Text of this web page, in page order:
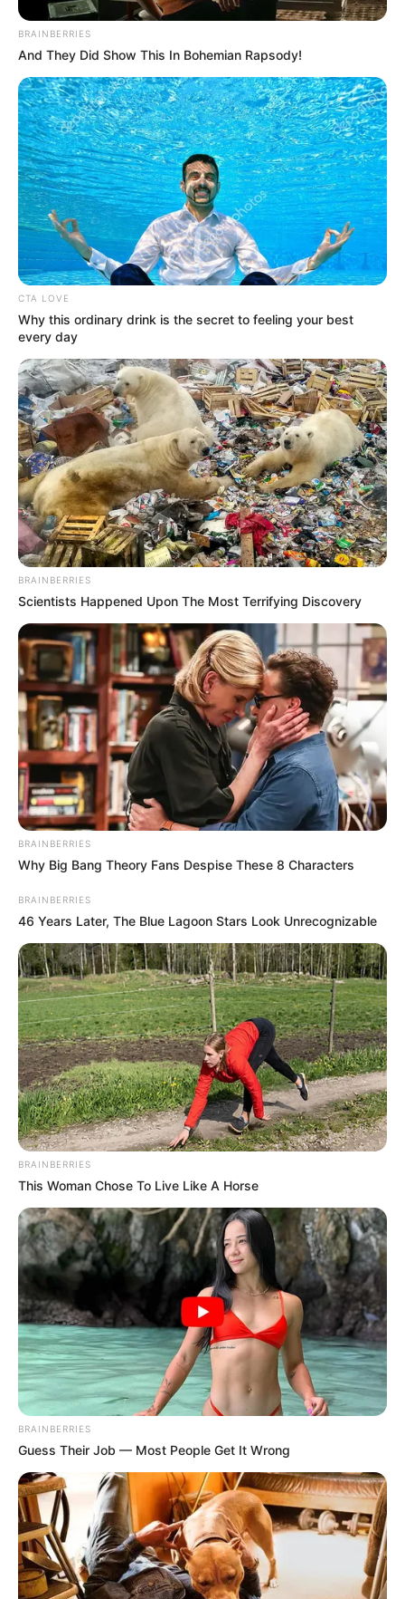
BRAINBERRIES
And They Did Show This In Bohemian Rapsody!
CTA LOVE
Why this ordinary drink is the secret to feeling your best
every day
BRAINBERRIES
Scientists Happened Upon The Most Terrifying Discovery
BRAINBERRIES
Why Big Bang Theory Fans Despise These 8 Characters
BRAINBERRIES
46 Years Later, The Blue Lagoon Stars Look Unrecognizable
BRAINBERRIES
This Woman Chose To Live Like A Horse
BRAINBERRIES
Guess Their Job — Most People Get It Wrong